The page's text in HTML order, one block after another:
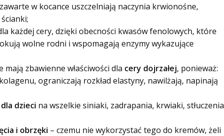
w kocance uszczelniają naczynia krwionośne,
każdej cery, dzięki obecności kwasów fenolowych, które
wolne rodni i wspomagają enzymy wykazujące
zbawienne właściwości dla cery dojrzałej, ponieważ:
ograniczają rozkład elastyny, nawilżają, napinają
dla dzieci na wszelkie siniaki, zadrapania, krwiaki, stłuczenia
i obrzęki – czemu nie wykorzystać tego do kremów, żeli